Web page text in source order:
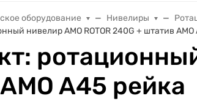
оборудование Нивелиры
нивелир AMO ROTOR 240G + штатив AMO
A45 рейка